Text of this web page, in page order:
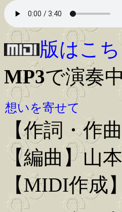
版はこち
MP3で演奏中
想いを寄せて
【作詞・作
【編曲】山
【MIDI作成